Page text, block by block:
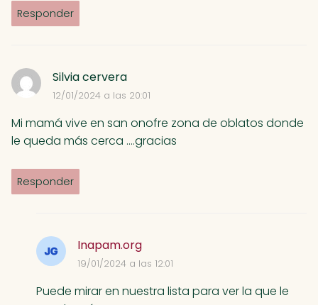
Responder
Silvia cervera
12/01/2024 a las 20:01
Mi mamá vive en san onofre zona de oblatos donde
le queda más cerca ....gracias
Responder
Inapam.org
19/01/2024 a las 12:01
Puede mirar en nuestra lista para ver la que le